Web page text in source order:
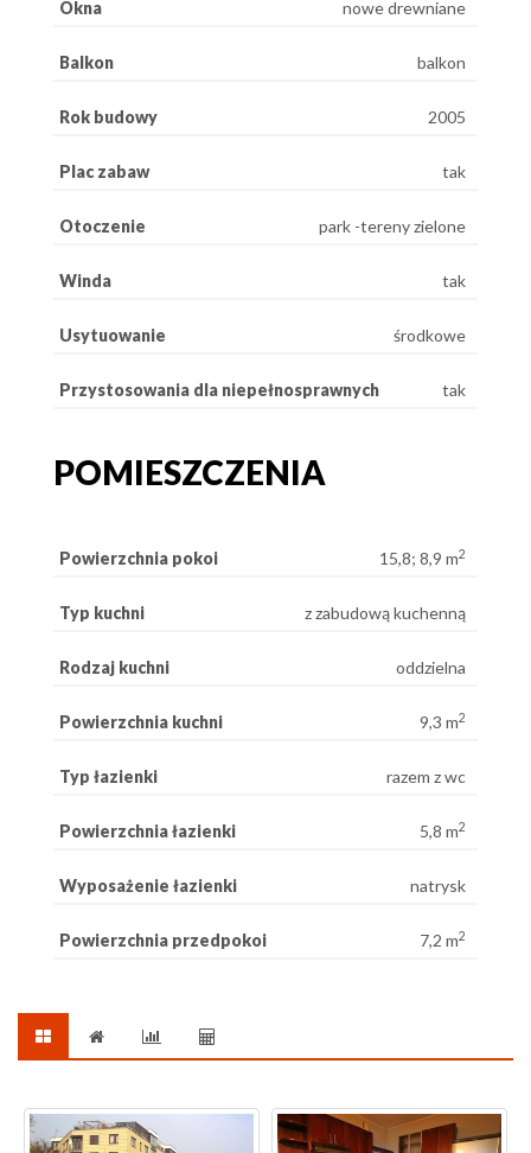
Okna nowe drewniane
Balkon balkon
Rok budowy 2005
Plac zabaw tak
Otoczenie park -tereny zielone
Winda tak
Usytuowanie środkowe
Przystosowania dla niepełnosprawnych tak
POMIESZCZENIA
Powierzchnia pokoi 15,8; 8,9 m2
Typ kuchni z zabudową kuchenną
Rodzaj kuchni oddzielna
Powierzchnia kuchni 9,3 m2
Typ łazienki razem z wc
Powierzchnia łazienki 5,8 m2
Wyposażenie łazienki natrysk
Powierzchnia przedpokoi 7,2 m2